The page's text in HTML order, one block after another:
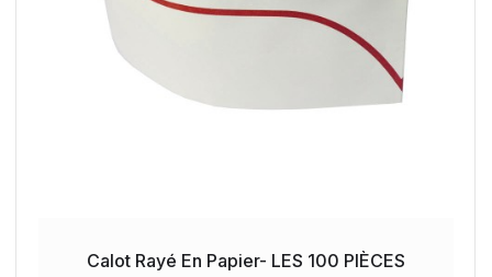
Calot Rayé En Papier- LES 100 PIÈCES